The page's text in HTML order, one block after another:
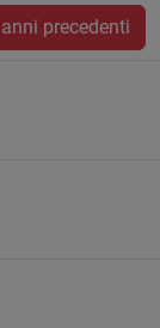
precedenti